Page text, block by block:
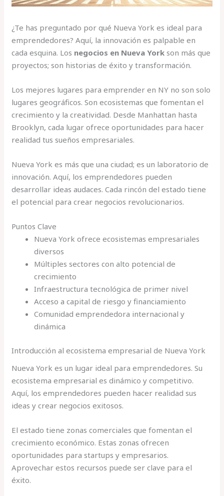
¿Te has preguntado por qué Nueva York es ideal para
emprendedores? Aquí, la innovación es palpable en
cada esquina. Los negocios en Nueva York son más que
proyectos; son historias de éxito y transformación.
Los mejores lugares para emprender en NY no son solo
lugares geográficos. Son ecosistemas que fomentan el
crecimiento y la creatividad. Desde Manhattan hasta
Brooklyn, cada lugar ofrece oportunidades para hacer
realidad tus sueños empresariales.
Nueva York es más que una ciudad; es un laboratorio de
innovación. Aquí, los emprendedores pueden
desarrollar ideas audaces. Cada rincón del estado tiene
el potencial para crear negocios revolucionarios.
Puntos Clave
Nueva York ofrece ecosistemas empresariales
diversos
Múltiples sectores con alto potencial de
crecimiento
Infraestructura tecnológica de primer nivel
Acceso a capital de riesgo y financiamiento
Comunidad emprendedora internacional y
dinámica
Introducción al ecosistema empresarial de Nueva York
Nueva York es un lugar ideal para emprendedores. Su
ecosistema empresarial es dinámico y competitivo.
Aquí, los emprendedores pueden hacer realidad sus
ideas y crear negocios exitosos.
El estado tiene zonas comerciales que fomentan el
crecimiento económico. Estas zonas ofrecen
oportunidades para startups y empresarios.
Aprovechar estos recursos puede ser clave para el
éxito.